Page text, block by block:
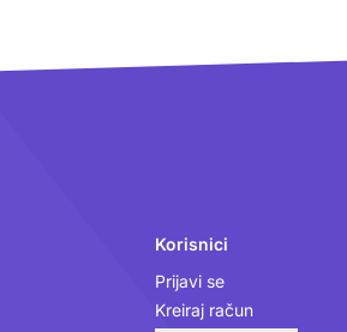
Korisnici
Prijavi se
Kreiraj račun